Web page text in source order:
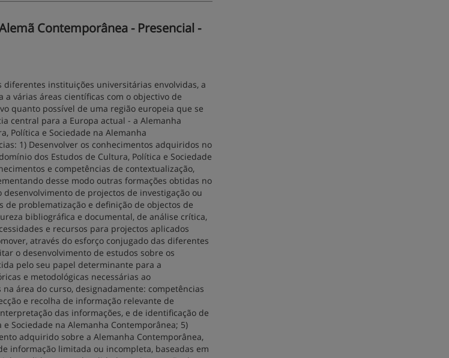
Contemporânea - Presencial -
instituições uni­versitárias en­volvidas, a
várias áreas científicas com o objectivo de
quanto possível de uma região europeia que se
central para a Europa actual - a Alemanha
Política e Sociedade na Alemanha
1) Desenvolver os conhecimentos adquiridos no
dos Estudos de Cultura, Política e Sociedade
e competências de con­textuali­zação,
desse modo outras formações obtidas no
de projectos de investigação ou
de problematização e definição de objectos de
bibliográfica e documental, de análise crítica,
e recursos para projectos aplicados
através do esforço conjugado das diferentes
o desenvolvimento de estudos sobre os
pelo seu papel determinante para a
e metodológicas necessárias ao
área do curso, designadamente: competências
e recolha de informa­ção relevante de
das informações, e de identificação de
Sociedade na Alemanha Contemporânea; 5)
adquirido sobre a Ale­manha Contemporânea,
informação limitada ou incompleta, baseadas em